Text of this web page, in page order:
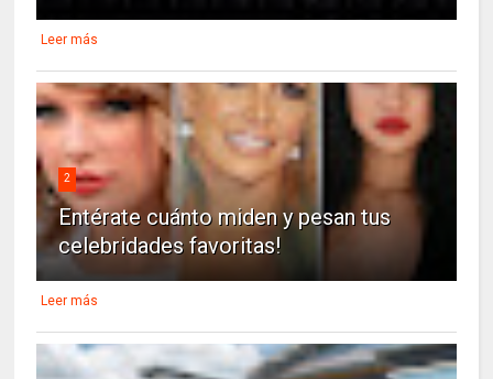
Leer más
2
Entérate cuánto miden y pesan tus
celebridades favoritas!
Leer más